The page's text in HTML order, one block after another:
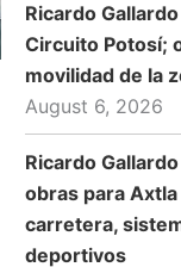
Ricardo
Circuito Potosí;
movilidad de la
August 6, 2026
Ricardo
obras para
carretera,
deportivos